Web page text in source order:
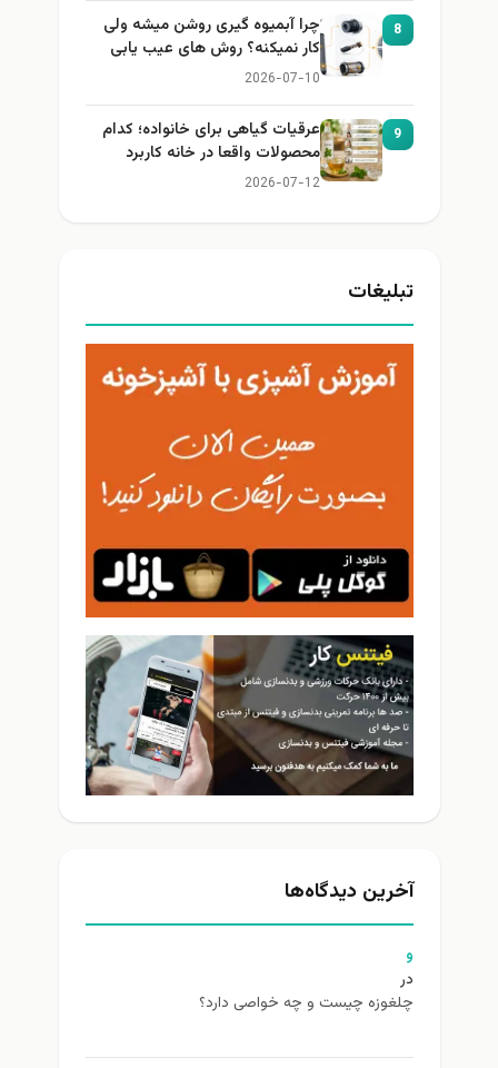
8
چرا آبمیوه گیری روشن میشه ولی
کار نمیکنه؟ روش های عیب یابی
2026-07-10
9
عرقیات گیاهی برای خانواده؛ کدام
محصولات واقعا در خانه کاربرد
دارند؟
2026-07-12
تبلیغات
آخرین دیدگاه‌ها
و
در
چلغوزه چیست و چه خواصی دارد؟